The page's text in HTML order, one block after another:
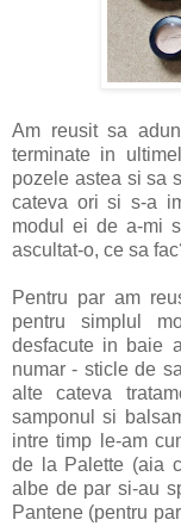
Am reusit sa
terminate in
pozele astea si sa
cateva ori si s-a
modul ei de a-mi
ascultat-o, ce sa
Pentru par am
pentru simplul
desfacute in baie
numar - sticle de
alte cateva
samponul si
intre timp le-am
de la Palette (aia
albe de par si-au
Pantene (pentru